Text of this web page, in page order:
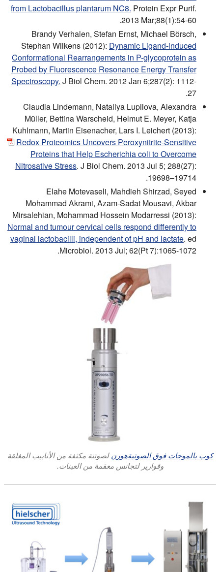
from Lactobacillus plantarum NC8. Protein Expr Purif.
2013 Mar;88(1):54-60.
Brandy Verhalen, Stefan Ernst, Michael Börsch,
Stephan Wilkens (2012): Dynamic Ligand-induced
Conformational Rearrangements in P-glycoprotein as
Probed by Fluorescence Resonance Energy Transfer
Spectroscopy. J Biol Chem. 2012 Jan 6;287(2): 1112-
27.
Claudia Lindemann, Nataliya Lupilova, Alexandra
Müller, Bettina Warscheid, Helmut E. Meyer, Katja
Kuhlmann, Martin Eisenacher, Lars I. Leichert (2013):
Redox Proteomics Uncovers Peroxynitrite-Sensitive
Proteins that Help Escherichia coli to Overcome
Nitrosative Stress. J Biol Chem. 2013 Jul 5; 288(27):
19698–19714.
Elahe Motevaseli, Mahdieh Shirzad, Seyed
Mohammad Akrami, Azam-Sadat Mousavi, Akbar
Mirsalehian, Mohammad Hossein Modarressi (2013):
Normal and tumour cervical cells respond differently to
vaginal lactobacilli, independent of pH and lactate. ed
Microbiol. 2013 Jul; 62(Pt 7):1065-1072.
كوب بالموجات فوق الصوتيةهورنلصوتنة مكثفة من الأنابيب المغلقة
وقوارير لتجانس معقمة من العينات.